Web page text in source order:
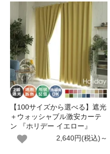
【100サイズから選べる】遮光
＋ウォッシャブル激安カーテ
ン 『ホリデー イエロー』
2,640円(税込)～